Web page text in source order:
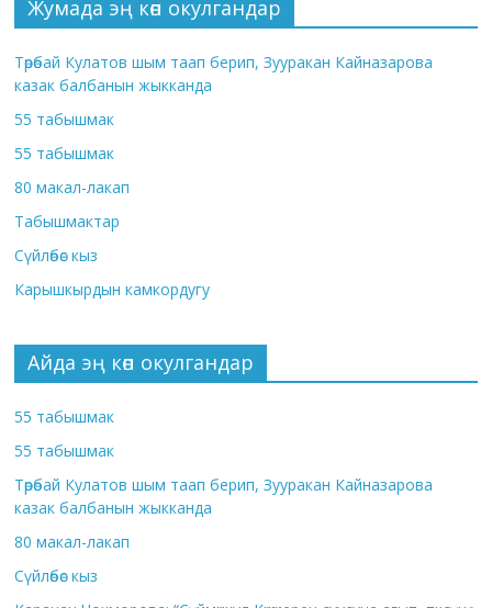
Жумада эң көп окулгандар
Төрөбай Кулатов шым таап берип, Зууракан Кайназарова
казак балбанын жыкканда
55 табышмак
55 табышмак
80 макал-лакап
Табышмактар
Сүйлөбөс кыз
Карышкырдын камкордугу
Айда эң көп окулгандар
55 табышмак
55 табышмак
Төрөбай Кулатов шым таап берип, Зууракан Кайназарова
казак балбанын жыкканда
80 макал-лакап
Сүйлөбөс кыз